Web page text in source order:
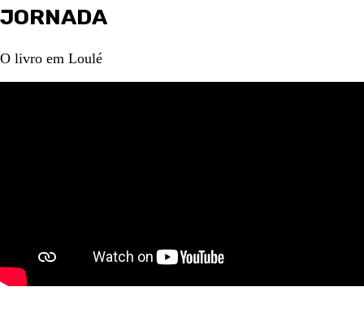
JORNADA
O livro em Loulé